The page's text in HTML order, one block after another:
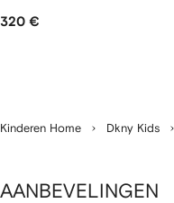
320 €
Kinderen Home Dkny Kids
AANBEVELINGEN